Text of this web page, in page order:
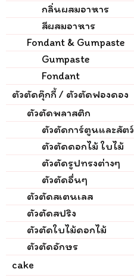
กลิ่นผสมอาหาร
สีผสมอาหาร
Fondant & Gumpaste
Gumpaste
Fondant
ตัวตัดคุ๊กกี้ / ตัวตัดฟองดอง
ตัวตัดพลาสติก
ตัวตัดการ์ตูนและสัตว์
ตัวตัดดอกไม้ ใบไม้
ตัวตัดรูปทรงต่างๆ
ตัวตัดอื่นๆ
ตัวตัดสเตนเลส
ตัวตัดสปริง
ตัวตัดใบไม้ดอกไม้
ตัวตัดอักษร
cake